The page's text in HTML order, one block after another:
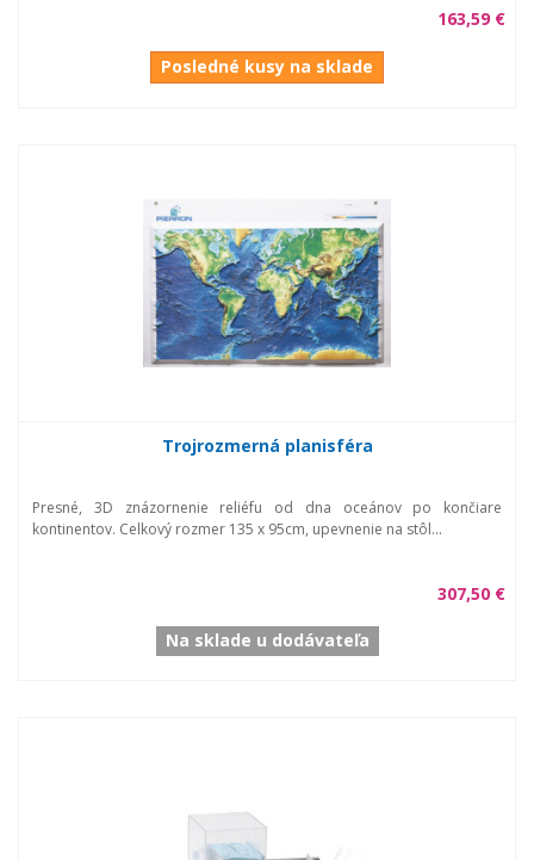
163,59 €
Posledné kusy na sklade
Trojrozmerná planisféra
Presné, 3D znázornenie reliéfu od dna oceánov po končiare
kontinentov. Celkový rozmer 135 x 95cm, upevnenie na stôl...
307,50 €
Na sklade u dodávateľa